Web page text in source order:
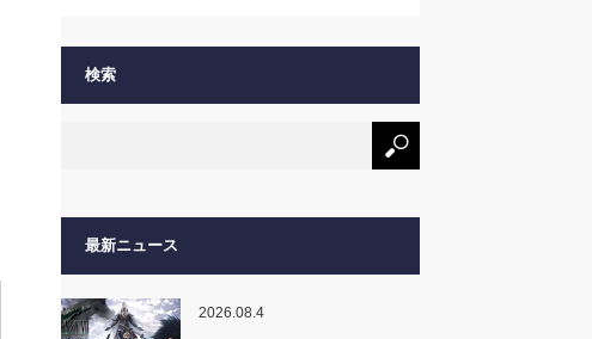
検索
最新ニュース
2026.08.4